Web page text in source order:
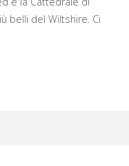
belli del Wiltshire. Ci